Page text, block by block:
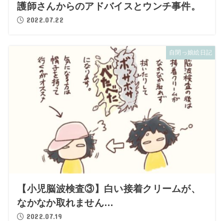
護師さんからのアドバイスとウンチ事件。
2022.07.22
自閉っ娘絵日記
【小児脳波検査③】白い接着クリームが、
なかなか取れません…
2022.07.19